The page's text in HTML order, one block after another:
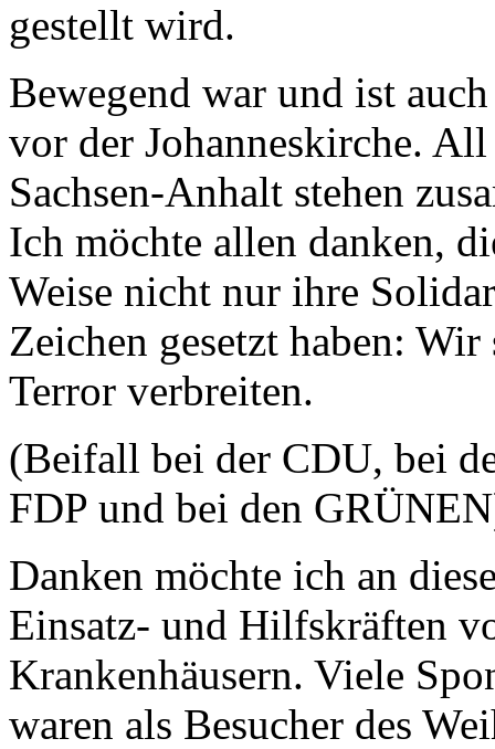
gestellt wird.
Bewegend war und ist
vor der Johanneskirche.
Sachsen-Anhalt stehen
Ich möchte allen danken,
Weise nicht nur ihre
Zeichen gesetzt haben:
Terror verbreiten.
(Beifall bei der CDU, bei
FDP und bei den
Danken möchte ich an
Einsatz- und Hilfskräften
Krankenhäusern. Viele
waren als Besucher des